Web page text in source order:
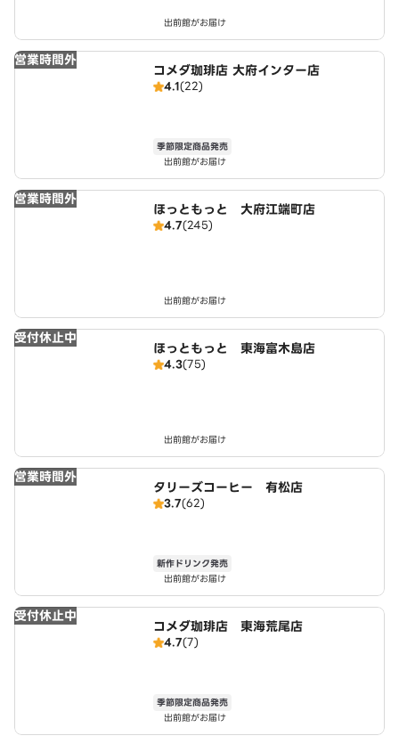
出前館がお届け
営業時間外
コメダ珈琲店 大府インター店
4.1(22)
季節限定商品発売
出前館がお届け
営業時間外
ほっともっと 大府江端町店
4.7(245)
出前館がお届け
受付休止中
ほっともっと 東海富木島店
4.3(75)
出前館がお届け
営業時間外
タリーズコーヒー 有松店
3.7(62)
新作ドリンク発売
出前館がお届け
受付休止中
コメダ珈琲店 東海荒尾店
4.7(7)
季節限定商品発売
出前館がお届け